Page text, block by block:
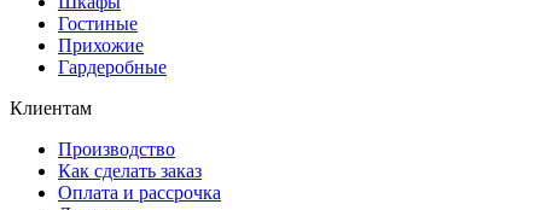
Гостиные
Прихожие
Гардеробные
Клиентам
Производство
Как сделать заказ
Оплата и рассрочка